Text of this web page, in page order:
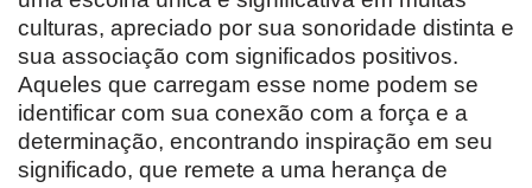
culturas, apreciado por sua sonoridade distinta e
sua associação com significados positivos.
Aqueles que carregam esse nome podem se
identificar com sua conexão com a força e a
determinação, encontrando inspiração em seu
significado, que remete a uma herança de